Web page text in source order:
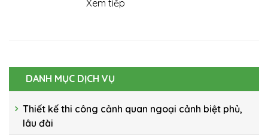
điểm góc hiên nhỏ
Xem tiếp
DANH MỤC DỊCH VỤ
Thiết kế thi công cảnh quan ngoại cảnh biệt phủ,
lâu đài